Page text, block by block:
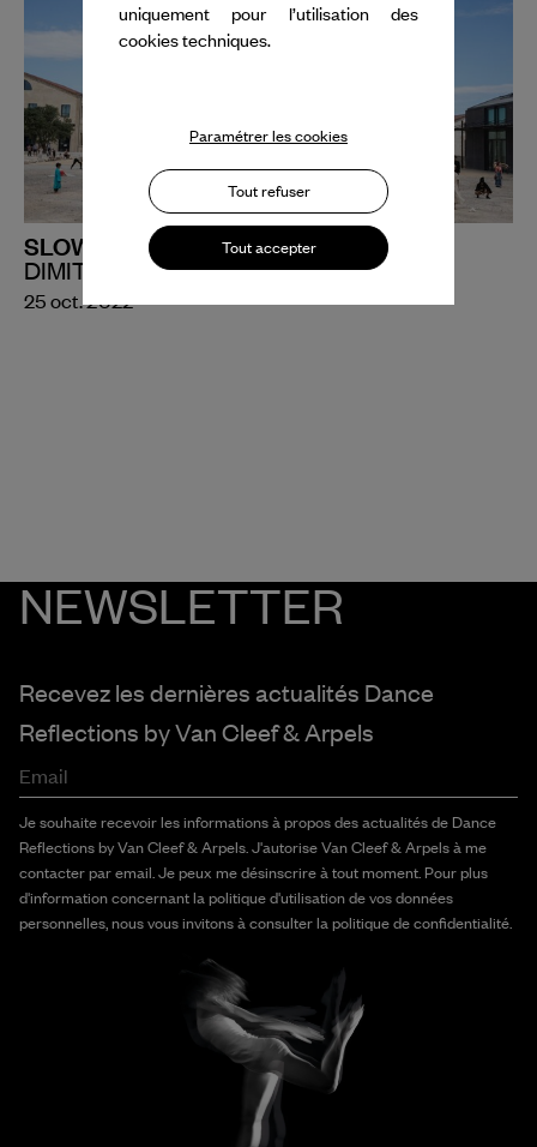
SLOW SHOW
DIMITRI CHAMBLAS
25 oct. 2022
NEWSLETTER
Recevez les dernières actualités Dance
Reflections byVan Cleef & Arpels
Email
Je souhaite recevoir les informations à propos des actualités de Dance
Reflections by Van Cleef & Arpels. J'autorise Van Cleef & Arpels à me
contacter par email. Je peux me désinscrire à tout moment. Pour plus
d'information concernant la politique d'utilisation de vos données
personnelles, nous vous invitons à consulter la politique de confidentialité.
uniquement pour l’utilisation des
cookies techniques.
Paramétrer les cookies
Tout refuser
Tout accepter